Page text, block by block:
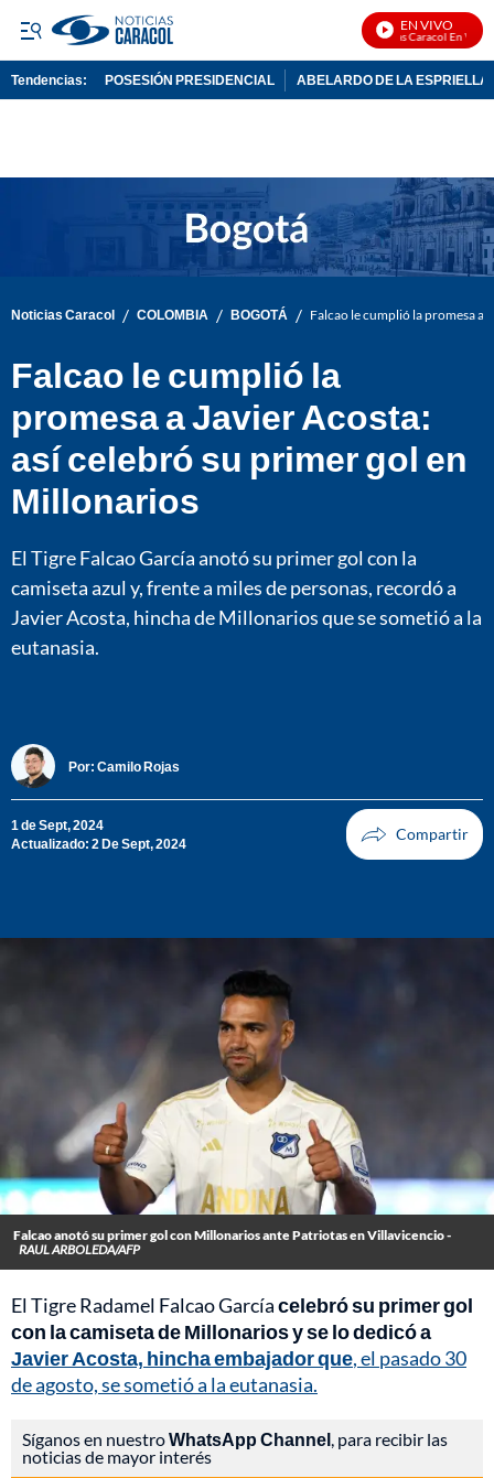
EN VIVO
Noticias Caracol En Vivo
Tendencias: POSESIÓN PRESIDENCIAL ABELARDO DE LA ESPRIELLA
Noticias Caracol / COLOMBIA / BOGOTÁ / Falcao le cumplió la promesa a
Falcao le cumplió la
promesa a Javier Acosta:
así celebró su primer gol en
Millonarios
El Tigre Falcao García anotó su primer gol con la
camiseta azul y, frente a miles de personas, recordó a
Javier Acosta, hincha de Millonarios que se sometió a la
eutanasia.
Por: Camilo Rojas
1 de Sept, 2024
Actualizado: 2 De Sept, 2024
Falcao anotó su primer gol con Millonarios ante Patriotas en Villavicencio -
RAUL ARBOLEDA/AFP
El Tigre Radamel Falcao Garcíacelebró su primer gol
con la camiseta de Millonarios y se lo dedicó a
Javier Acosta, hincha embajador que, el pasado 30
de agosto, se sometió a la eutanasia.
Síganos en nuestroWhatsApp Channel, para recibir las
noticias de mayor interés